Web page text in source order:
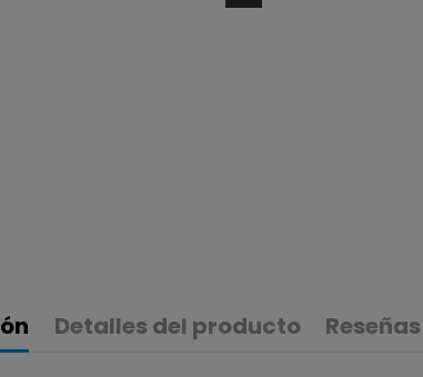
Detalles del producto Reseñas